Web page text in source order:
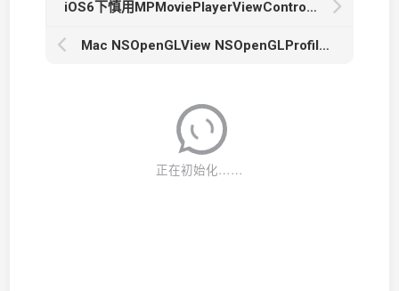
iOS6下慎用MPMoviePlayerViewController！
Mac NSOpenGLView NSOpenGLProfileVersion3_2Core glGetString取GL_EXTENSIONS时返回null